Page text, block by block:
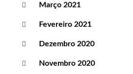
Março 2021
Fevereiro 2021
Dezembro 2020
Novembro 2020